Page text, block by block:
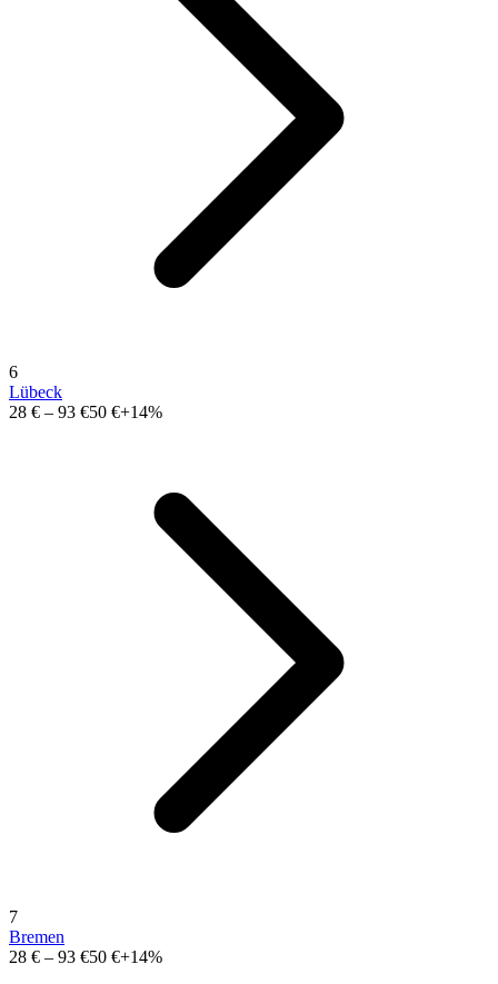
6
Lübeck
28 € – 93 €50 €+14%
7
Bremen
28 € – 93 €50 €+14%